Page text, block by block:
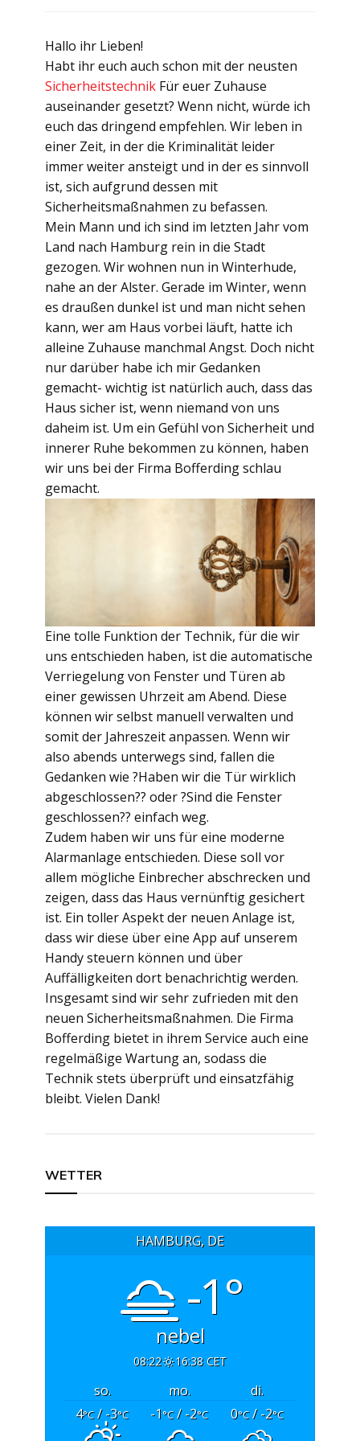
Hallo ihr Lieben!
Habt ihr euch auch schon mit der neusten
Sicherheitstechnik Für euer Zuhause
auseinander gesetzt? Wenn nicht, würde ich
euch das dringend empfehlen. Wir leben in
einer Zeit, in der die Kriminalität leider
immer weiter ansteigt und in der es sinnvoll
ist, sich aufgrund dessen mit
Sicherheitsmaßnahmen zu befassen.
Mein Mann und ich sind im letzten Jahr vom
Land nach Hamburg rein in die Stadt
gezogen. Wir wohnen nun in Winterhude,
nahe an der Alster. Gerade im Winter, wenn
es draußen dunkel ist und man nicht sehen
kann, wer am Haus vorbei läuft, hatte ich
alleine Zuhause manchmal Angst. Doch nicht
nur darüber habe ich mir Gedanken
gemacht- wichtig ist natürlich auch, dass das
Haus sicher ist, wenn niemand von uns
daheim ist. Um ein Gefühl von Sicherheit und
innerer Ruhe bekommen zu können, haben
wir uns bei der Firma Bofferding schlau
gemacht.
Eine tolle Funktion der Technik, für die wir
uns entschieden haben, ist die automatische
Verriegelung von Fenster und Türen ab
einer gewissen Uhrzeit am Abend. Diese
können wir selbst manuell verwalten und
somit der Jahreszeit anpassen. Wenn wir
also abends unterwegs sind, fallen die
Gedanken wie ?Haben wir die Tür wirklich
abgeschlossen?? oder ?Sind die Fenster
geschlossen?? einfach weg.
Zudem haben wir uns für eine moderne
Alarmanlage entschieden. Diese soll vor
allem mögliche Einbrecher abschrecken und
zeigen, dass das Haus vernünftig gesichert
ist. Ein toller Aspekt der neuen Anlage ist,
dass wir diese über eine App auf unserem
Handy steuern können und über
Auffälligkeiten dort benachrichtig werden.
Insgesamt sind wir sehr zufrieden mit den
neuen Sicherheitsmaßnahmen. Die Firma
Bofferding bietet in ihrem Service auch eine
regelmäßige Wartung an, sodass die
Technik stets überprüft und einsatzfähig
bleibt. Vielen Dank!
WETTER
HAMBURG, DE
-1°
nebel
08:22 16:38 CET
so. mo.
di.
4°C/ -3°C -1°C/ -2°C 0°C/ -2°C